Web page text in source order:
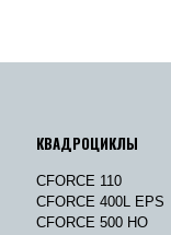
КВАДРОЦИКЛЫ
CFORCE 110
CFORCE 400L EPS
CFORCE 500 HO